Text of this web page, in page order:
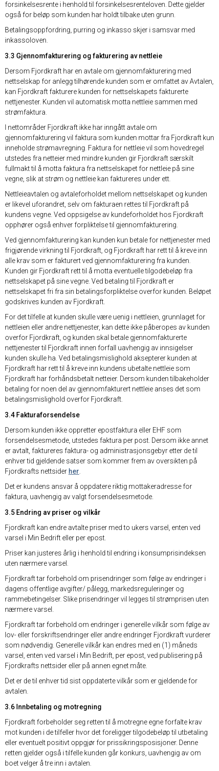
forsinkelsesrente i henhold til forsinkelsesrenteloven. Dette gjelder
også for beløp som kunden har holdt tilbake uten grunn.
Betalingsoppfordring, purring og inkasso skjer i samsvar med
inkassoloven.
3.3 Gjennomfakturering og fakturering av nettleie
Dersom Fjordkraft har en avtale om gjennomfakturering med
nettselskap for anlegg tilhørende kunden som er omfattet av Avtalen,
kan Fjordkraft fakturere kunden for nettselskapets fakturerte
nettjenester. Kunden vil automatisk motta nettleie sammen med
strømfaktura.
I nettområder Fjordkraft ikke har inngått avtale om
gjennomfakturering vil faktura som kunden mottar fra Fjordkraft kun
inneholde strømavregning. Faktura for nettleie vil som hovedregel
utstedes fra netteier med mindre kunden gir Fjordkraft særskilt
fullmakt til å motta faktura fra nettselskapet for nettleie på sine
vegne, slik at strøm og nettleie kan faktureres under ett.
Nettleieavtalen og avtaleforholdet mellom nettselskapet og kunden
er likevel uforandret, selv om fakturaen rettes til Fjordkraft på
kundens vegne. Ved oppsigelse av kundeforholdet hos Fjordkraft
opphører også enhver forpliktelse til gjennomfakturering.
Ved gjennomfakturering kan kunden kun betale for nettjenester med
frigjørende virkning til Fjordkraft, og Fjordkraft har rett til å kreve inn
alle krav som er fakturert ved gjennomfakturering fra kunden.
Kunden gir Fjordkraft rett til å motta eventuelle tilgodebeløp fra
nettselskapet på sine vegne. Ved betaling til Fjordkraft er
nettselskapet fri fra sin betalingsforpliktelse overfor kunden. Beløpet
godskrives kunden av Fjordkraft.
For det tilfelle at kunden skulle være uenig i nettleien, grunnlaget for
nettleien eller andre nettjenester, kan dette ikke påberopes av kunden
overfor Fjordkraft, og kunden skal betale gjennomfakturerte
nettjenester til Fjordkraft innen forfall uavhengig av innsigelser
kunden skulle ha. Ved betalingsmislighold aksepterer kunden at
Fjordkraft har rett til å kreve inn kundens ubetalte nettleie som
Fjordkraft har forhåndsbetalt netteier. Dersom kunden tilbakeholder
betaling for noen del av gjennomfakturert nettleie anses det som
betalingsmislighold overfor Fjordkraft.
3.4 Fakturaforsendelse
Dersom kunden ikke oppretter epostfaktura eller EHF som
forsendelsesmetode, utstedes faktura per post. Dersom ikke annet
er avtalt, faktureres faktura- og administrasjonsgebyr etter de til
enhver tid gjeldende satser som kommer frem av oversikten på
Fjordkrafts nettsider her.
Det er kundens ansvar å oppdatere riktig mottakeradresse for
faktura, uavhengig av valgt forsendelsesmetode.
3.5 Endring av priser og vilkår
Fjordkraft kan endre avtalte priser med to ukers varsel, enten ved
varsel i Min Bedrift eller per epost.
Priser kan justeres årlig i henhold til endring i konsumprisindeksen
uten nærmere varsel.
Fjordkraft tar forbehold om prisendringer som følge av endringer i
dagens offentlige avgifter/ pålegg, markedsreguleringer og
rammebetingelser. Slike prisendringer vil legges til strømprisen uten
nærmere varsel.
Fjordkraft tar forbehold om endringer i generelle vilkår som følge av
lov- eller forskriftsendringer eller andre endringer Fjordkraft vurderer
som nødvendig. Generelle vilkår kan endres med en (1) måneds
varsel, enten ved varsel i Min Bedrift, per epost, ved publisering på
Fjordkrafts nettsider eller på annen egnet måte.
Det er de til enhver tid sist oppdaterte vilkår som er gjeldende for
avtalen.
3.6 Innbetaling og motregning
Fjordkraft forbeholder seg retten til å motregne egne forfalte krav
mot kunden i de tilfeller hvor det foreligger tilgodebeløp til utbetaling
eller eventuelt positivt oppgjør for prissikringsposisjoner. Denne
retten gjelder også i tilfelle kunden går konkurs, uavhengig av om
boet velger å tre inn i avtalen.